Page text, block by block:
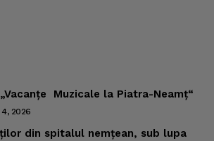
Muzicale la Piatra-Neamţ“
4, 2026
din spitalul nemţean, sub lupa